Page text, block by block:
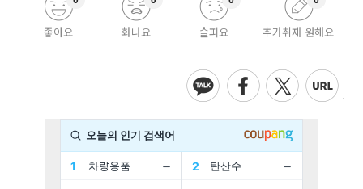
좋아요 화나요 슬퍼요 추가취재 원해요